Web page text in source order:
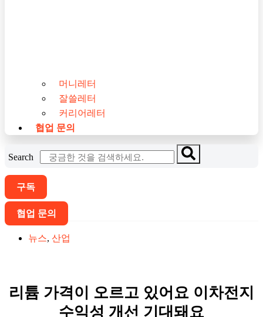
머니레터
잘쓸레터
커리어레터
협업 문의
Search
구독
협업 문의
뉴스, 산업
리튬 가격이 오르고 있어요 이차전지
수익성 개선 기대돼요